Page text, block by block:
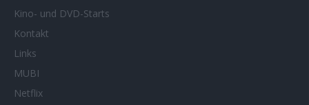
Kino- und DVD-Starts
Kontakt
Links
MUBI
Netflix